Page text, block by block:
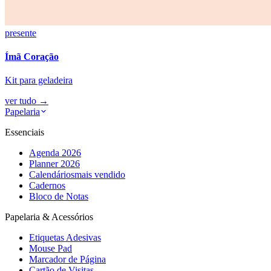
presente
Ímã Coração
Kit para geladeira
ver tudo →
Papelaria
Essenciais
Agenda 2026
Planner 2026
Calendáriosmais vendido
Cadernos
Bloco de Notas
Papelaria & Acessórios
Etiquetas Adesivas
Mouse Pad
Marcador de Página